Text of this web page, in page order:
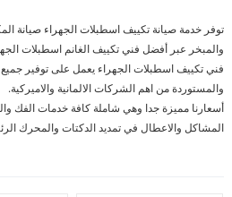
توفر خدمة صيانة تكييف اسطبلات الجهراء صيانة
والمبخر عبر أفضل فني تكييف الغانم اسطبلات
فني تكييف اسطبلات الجهراء يعمل على توفير جميع
والمستوردة من اهم الشركات الالمانية والاميركية.
أسعارنا مميزة جدا وهي شاملة كافة خدمات الفك
المشاكل والاعطال في تمديد الدكتات والمحرك